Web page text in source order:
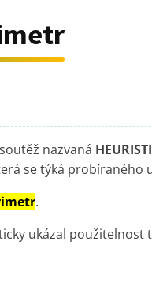
nazvaná
se týká probíraného
.
ukázal použitelnost